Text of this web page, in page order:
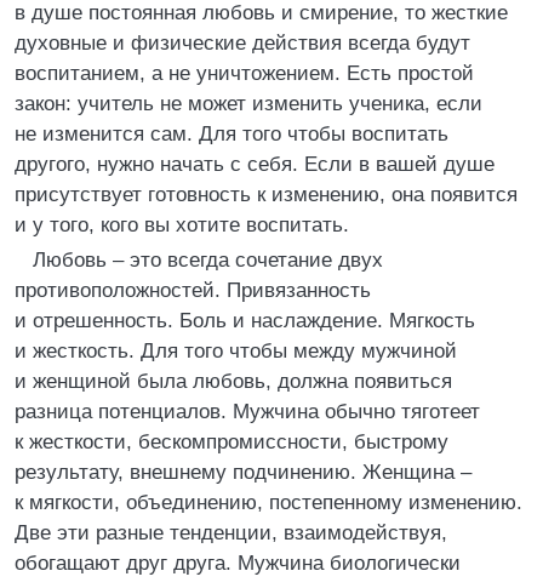
в душе постоянная любовь и смирение, то жесткие
духовные и физические действия всегда будут
воспитанием, а не уничтожением. Есть простой
закон: учитель не может изменить ученика, если
не изменится сам. Для того чтобы воспитать
другого, нужно начать с себя. Если в вашей душе
присутствует готовность к изменению, она появится
и у того, кого вы хотите воспитать.
Любовь – это всегда сочетание двух
противоположностей. Привязанность
и отрешенность. Боль и наслаждение. Мягкость
и жесткость. Для того чтобы между мужчиной
и женщиной была любовь, должна появиться
разница потенциалов. Мужчина обычно тяготеет
к жесткости, бескомпромиссности, быстрому
результату, внешнему подчинению. Женщина –
к мягкости, объединению, постепенному изменению.
Две эти разные тенденции, взаимодействуя,
обогащают друг друга. Мужчина биологически